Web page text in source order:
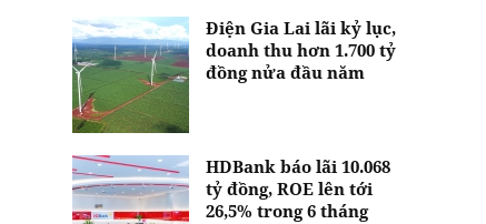
Điện Gia Lai lãi kỷ lục,
doanh thu hơn 1.700 tỷ
đồng nửa đầu năm
HDBank báo lãi 10.068
tỷ đồng, ROE lên tới
26,5% trong 6 tháng